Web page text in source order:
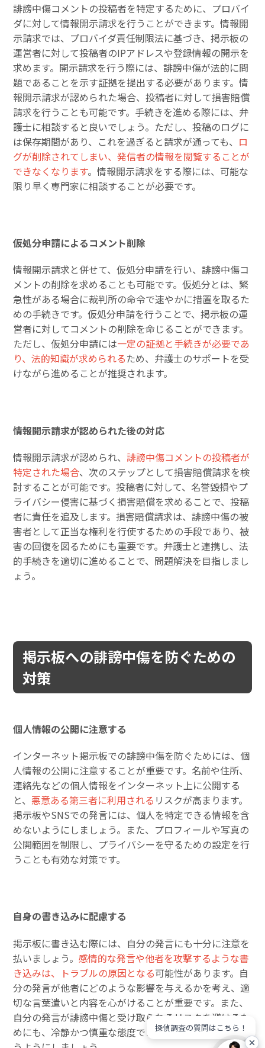
誹謗中傷コメントの投稿者を特定するために、プロバイ
ダに対して情報開示請求を行うことができます。情報開
示請求では、プロバイダ責任制限法に基づき、掲示板の
運営者に対して投稿者のIPアドレスや登録情報の開示を
求めます。開示請求を行う際には、誹謗中傷が法的に問
題であることを示す証拠を提出する必要があります。情
報開示請求が認められた場合、投稿者に対して損害賠償
請求を行うことも可能です。手続きを進める際には、弁
護士に相談すると良いでしょう。ただし、投稿のログに
は保存期間があり、これを過ぎると請求が通っても、 ロ
グが削除されてしまい、発信者の情報を閲覧することが
できなくなります。情報開示請求をする際には、可能な
限り早く専門家に相談することが必要です。
仮処分申請によるコメント削除
情報開示請求と併せて、仮処分申請を行い、誹謗中傷コ
メントの削除を求めることも可能です。仮処分とは、緊
急性がある場合に裁判所の命令で速やかに措置を取るた
めの手続きです。仮処分申請を行うことで、掲示板の運
営者に対してコメントの削除を命じることができます。
ただし、仮処分申請には一定の証拠と手続きが必要であ
り、法的知識が求められるため、弁護士のサポートを受
けながら進めることが推奨されます。
情報開示請求が認められた後の対応
情報開示請求が認められ、誹謗中傷コメントの投稿者が
特定された場合、次のステップとして損害賠償請求を検
討することが可能です。投稿者に対して、名誉毀損やプ
ライバシー侵害に基づく損害賠償を求めることで、投稿
者に責任を追及します。損害賠償請求は、誹謗中傷の被
害者として正当な権利を行使するための手段であり、被
害の回復を図るためにも重要です。弁護士と連携し、法
的手続きを適切に進めることで、問題解決を目指しまし
ょう。
掲示板への誹謗中傷を防ぐための
対策
個人情報の公開に注意する
インターネット掲示板での誹謗中傷を防ぐためには、個
人情報の公開に注意することが重要です。名前や住所、
連絡先などの個人情報をインターネット上に公開する
と、悪意ある第三者に利用される リスクが高まります。
掲示板やSNSでの発言には、個人を特定できる情報を含
めないようにしましょう。また、プロフィールや写真の
公開範囲を制限し、プライバシーを守るための設定を行
うことも有効な対策です。
自身の書き込みに配慮する
掲示板に書き込む際には、自分の発言にも十分に注意を
払いましょう。感情的な発言や他者を攻撃するような書
き込みは、トラブルの原因となる可能性があります。自
分の発言が他者にどのような影響を与えるかを考え、適
切な言葉遣いと内容を心がけることが重要です。また、
自分の発言が誹謗中傷と受け取られるリスクを避けるた
めにも、冷静かつ慎重な態度でコミュニケーションを行
探偵調査の質問はこちら！